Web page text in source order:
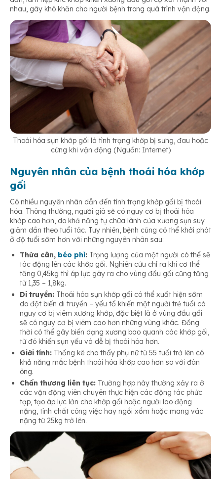
nhau, gây khó khăn cho người bệnh trong quá trình vận động.
Thoái hóa sụn khớp gối là tình trạng khớp bị sưng, đau hoặc
cứng khi vận động (Nguồn: Internet)
Nguyên nhân của bệnh thoái hóa khớp
gối
Có nhiều nguyên nhân dẫn đến tình trạng khớp gối bị thoái
hóa. Thông thường, người già sẽ có nguy cơ bị thoái hóa
khớp cao hơn, do khả năng tự chữa lành của xương sụn suy
giảm dần theo tuổi tác. Tuy nhiên, bệnh cũng có thể khởi phát
ở độ tuổi sớm hơn với những nguyên nhân sau:
Thừa cân, béo phì: Trọng lượng của một người có thể sẽ
tác động lên các khớp gối. Nghiên cứu chỉ ra khi cơ thể
tăng 0,45kg thì áp lực gây ra cho vùng đầu gối cũng tăng
từ 1,35 – 1,8kg.
Di truyền: Thoái hóa sụn khớp gối có thể xuất hiện sớm
do đột biến di truyền – yếu tố khiến một người trẻ tuổi có
nguy cơ bị viêm xương khớp, đặc biệt là ở vùng đầu gối
sẽ có nguy cơ bị viêm cao hơn những vùng khác. Đồng
thời có thể gây biến dạng xương bao quanh các khớp gối,
từ đó khiến sụn yếu và dễ bị thoái hóa hơn.
Giới tính: Thống kê cho thấy phụ nữ từ 55 tuổi trở lên có
khả năng mắc bệnh thoái hóa khớp cao hơn so với đàn
ông.
Chấn thương liên tục: Trường hợp này thường xảy ra ở
các vận động viên chuyên thực hiện các động tác phức
tạp, tạo áp lực lớn cho khớp gối hoặc người lao động
nặng, tính chất công việc hay ngồi xổm hoặc mang vác
nặng từ 25kg trở lên.